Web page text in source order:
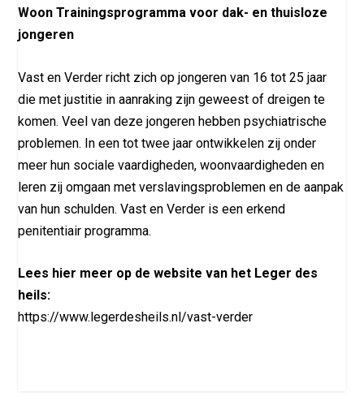
Woon Trainingsprogramma voor dak- en thuisloze
jongeren
Vast en Verder richt zich op jongeren van 16 tot 25 jaar
die met justitie in aanraking zijn geweest of dreigen te
komen. Veel van deze jongeren hebben psychiatrische
problemen. In een tot twee jaar ontwikkelen zij onder
meer hun sociale vaardigheden, woonvaardigheden en
leren zij omgaan met verslavingsproblemen en de aanpak
van hun schulden. Vast en Verder is een erkend
penitentiair programma.
Lees hier meer op de website van het Leger des
heils:
https://www.legerdesheils.nl/vast-verder